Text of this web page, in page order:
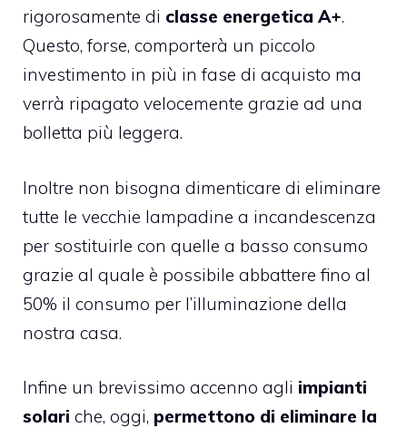
rigorosamente di classe energetica A+.
Questo, forse, comporterà un piccolo
investimento in più in fase di acquisto ma
verrà ripagato velocemente grazie ad una
bolletta più leggera.
Inoltre non bisogna dimenticare di eliminare
tutte le vecchie lampadine a incandescenza
per sostituirle con quelle a basso consumo
grazie al quale è possibile abbattere fino al
50% il consumo per l’illuminazione della
nostra casa.
Infine un brevissimo accenno agli impianti
solari che, oggi, permettono di eliminare la